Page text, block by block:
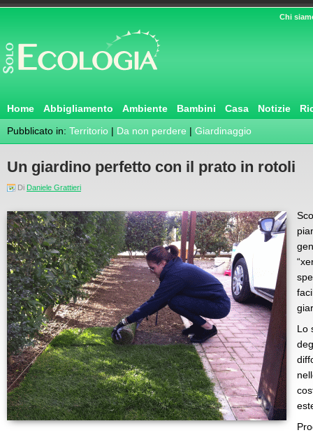
Chi
Home Abbigliamento Ambiente Bambini Casa Notizie
Pubblicato in: Territorio | Da non perdere | Giardinaggio
Un giardino perfetto con il prato in rotoli
Di Daniele Grattieri
Lo